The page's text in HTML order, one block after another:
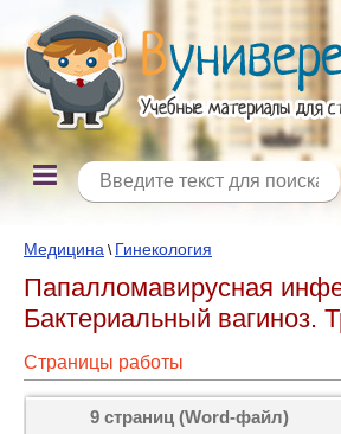
Медицина \ Гинекология
Папалломавирусная
Бактериальный вагиноз.
Страницы работы
9 страниц (Word-файл)